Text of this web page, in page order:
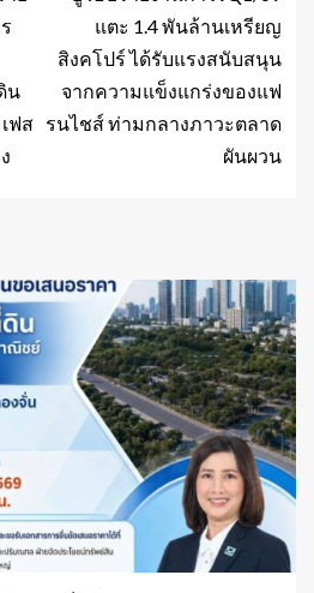
น
ฟส
แตะ 1.4 พันล้านเหรียญ
สิงคโปร์ ได้รับแรงสนับสนุน
จากความแข็งแกร่งของแฟ
รนไชส์ ท่ามกลางภาวะตลาด
ผันผวน